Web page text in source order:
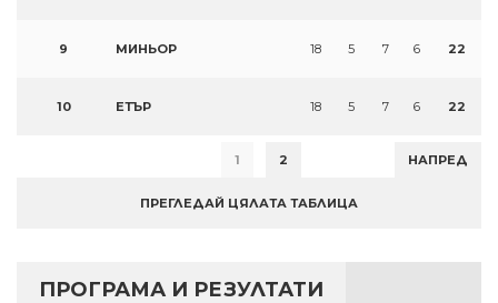
9 МИНЬОР 18 5 7 6 22
10 ЕТЪР 18 5 7 6 22
1 2 НАПРЕД
ПРЕГЛЕДАЙ ЦЯЛАТА ТАБЛИЦА
ПРОГРАМА И РЕЗУЛТАТИ